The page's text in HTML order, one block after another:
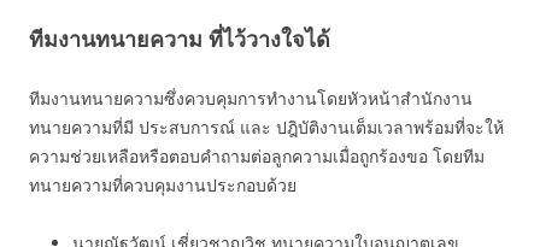
ทีมงานทนายความ ที่ไว้วางใจได้
ทีมงานทนายความซึ่งควบคุมการทำงานโดยหัวหน้าสำนักงาน
ทนายความที่มี ประสบการณ์ และ ปฎิบัติงานเต็มเวลาพร้อมที่จะให้
ความช่วยเหลือหรือตอบคำถามต่อลูกความเมื่อถูกร้องขอ โดยทีม
ทนายความที่ควบคุมงานประกอบด้วย